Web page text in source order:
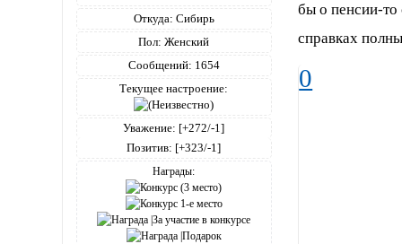
Откуда: Сибирь
Пол: Женский
Сообщений: 1654
Текущее настроение:
Уважение: [+272/-1]
Позитив: [+323/-1]
Награды:
бы о пенсии-то
справках
0